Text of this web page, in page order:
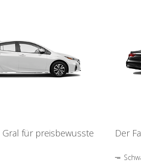
Gral für preisbewusste
Der